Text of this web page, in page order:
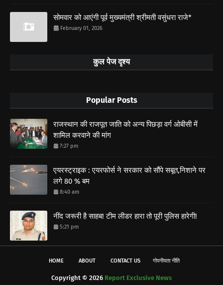
सोमवार को आएंगी पूर्व मुख्यमंत्री श्रीमती वसुंधरा राजे*
February 01, 2026
कुल पेज दृश्य
Popular Posts
राजस्थान की राजपूत जाति को अन्य पिछड़ा वर्ग ओबीसी में
शामिल करवाने की मांग
7:27 pm
एयरस्ट्राइक : एयरफोर्स ने सरकार को सौंपे सबूत,निशाने पर
लगे 80 % बम
8:40 am
नींद जरूरी है साहब! टीम लीडर हारा तो पूरी पुलिस हारेगी!
5:21 pm
HOME ABOUT CONTACT US गोपनीयता नीति
Copyright © 2026 Report Exclusive News